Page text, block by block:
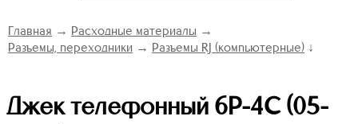
Главная → Расходные материалы →
Разъемы, переходники → Разъемы RJ (компьютерные) ↓
Джек телефонный 6P-4C (05-